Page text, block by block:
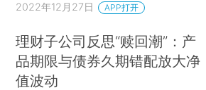
2022年12月27日 APP打开
理财子公司反思“赎回潮”：产
品期限与债券久期错配放大净
值波动